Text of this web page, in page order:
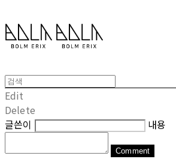
Edit
Delete
글쓴이
내용
Comment